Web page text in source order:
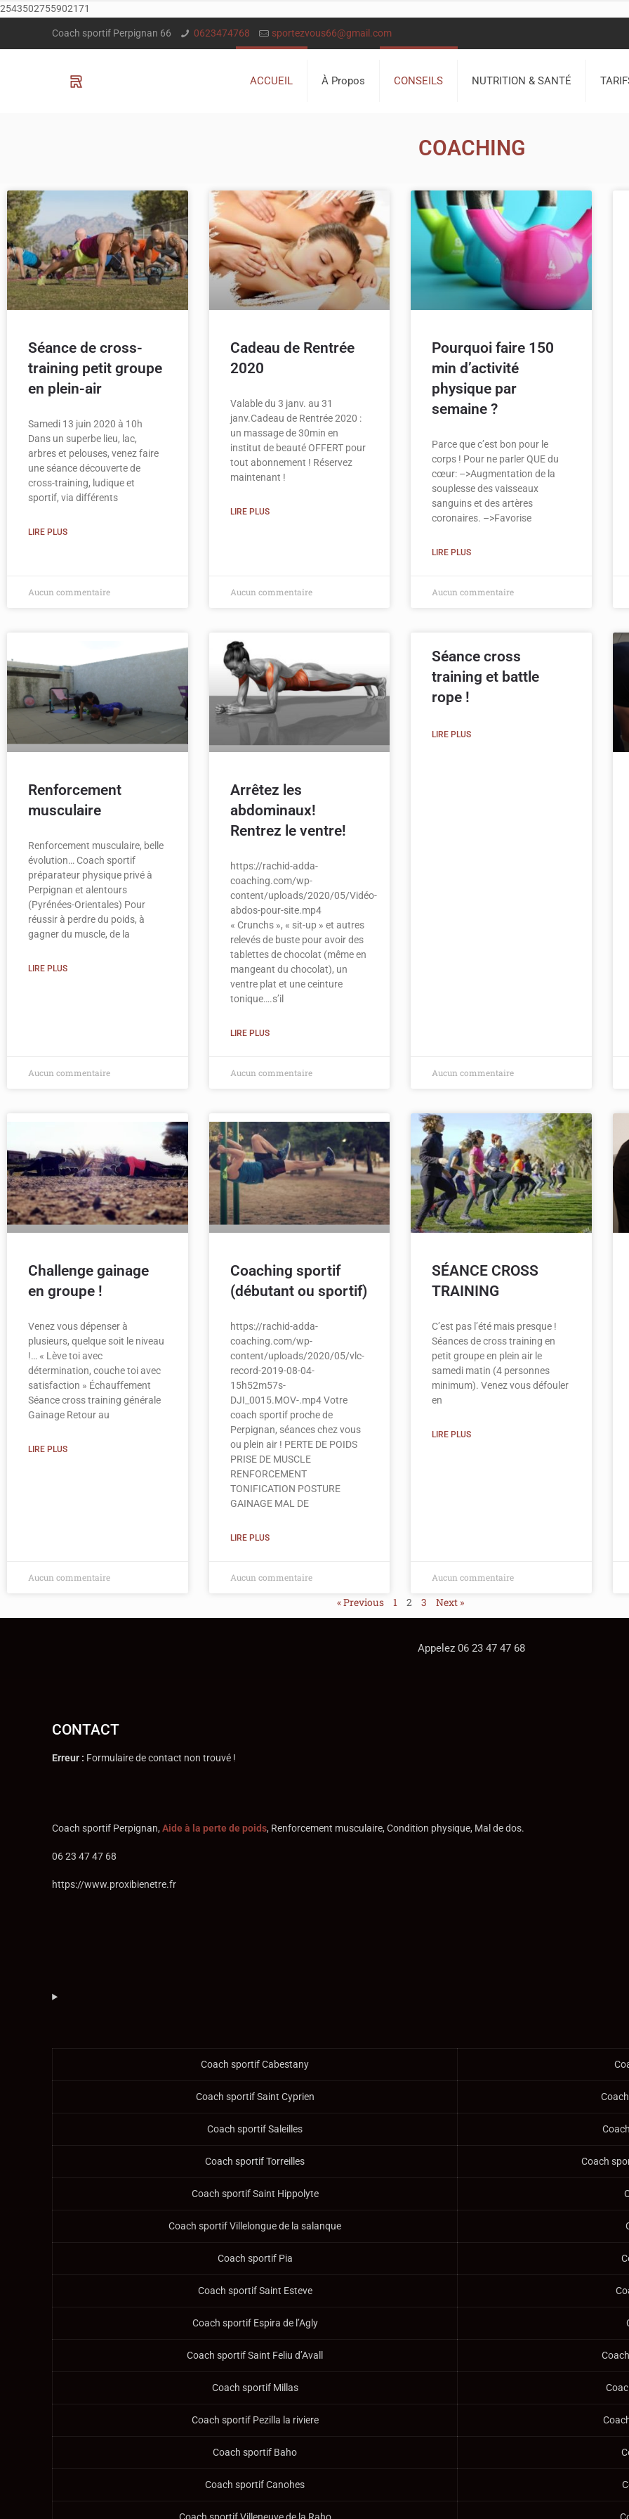
2543502755902171
Coach sportif Perpignan 66 0623474768 sportezvous66@gmail.com
ACCUEIL À Propos CONSEILS NUTRITION & SANTÉ
COACHING
Séance de cross-
training petit groupe
en plein-air
Samedi 13 juin 2020 à 10h
Dans un superbe lieu, lac,
arbres et pelouses, venez faire
une séance découverte de
cross-training, ludique et
sportif, via différents
LIRE PLUS
Aucun commentaire
Cadeau de Rentrée
2020
Valable du 3 janv. au 31
janv.Cadeau de Rentrée 2020 :
un massage de 30min en
institut de beauté OFFERT pour
tout abonnement ! Réservez
maintenant !
LIRE PLUS
Aucun commentaire
Pourquoi faire 150
min d’activité
physique par
semaine ?
Parce que c’est bon pour le
corps ! Pour ne parler QUE du
cœur: –>Augmentation de la
souplesse des vaisseaux
sanguins et des artères
coronaires. –>Favorise
LIRE PLUS
Aucun commentaire
Renforcement
musculaire
Renforcement musculaire, belle
évolution… Coach sportif
préparateur physique privé à
Perpignan et alentours
(Pyrénées-Orientales) Pour
réussir à perdre du poids, à
gagner du muscle, de la
LIRE PLUS
Aucun commentaire
Arrêtez les
abdominaux!
Rentrez le ventre!
https://rachid-adda-
coaching.com/wp-
content/uploads/2020/05/Vidéo-
abdos-pour-site.mp4
« Crunchs », « sit-up » et autres
relevés de buste pour avoir des
tablettes de chocolat (même en
mangeant du chocolat), un
ventre plat et une ceinture
tonique….s’il
LIRE PLUS
Aucun commentaire
Séance cross
training et battle
rope !
LIRE PLUS
Aucun commentaire
Challenge gainage
en groupe !
Venez vous dépenser à
plusieurs, quelque soit le niveau
!… « Lève toi avec
détermination, couche toi avec
satisfaction » Échauffement
Séance cross training générale
Gainage Retour au
LIRE PLUS
Aucun commentaire
Coaching sportif
(débutant ou sportif)
https://rachid-adda-
coaching.com/wp-
content/uploads/2020/05/vlc-
record-2019-08-04-
15h52m57s-
DJI_0015.MOV-.mp4 Votre
coach sportif proche de
Perpignan, séances chez vous
ou plein air ! PERTE DE POIDS
PRISE DE MUSCLE
RENFORCEMENT
TONIFICATION POSTURE
GAINAGE MAL DE
LIRE PLUS
Aucun commentaire
SÉANCE CROSS
TRAINING
C’est pas l’été mais presque !
Séances de cross training en
petit groupe en plein air le
samedi matin (4 personnes
minimum). Venez vous défouler
en
LIRE PLUS
Aucun commentaire
« Previous 1 2 3 Next »
Appelez 06 23 47 47 68
CONTACT
Erreur : Formulaire de contact non trouvé !
Coach sportif Perpignan,Aideà la perte de poids, Renforcement musculaire, Condition physique, Mal de dos.
06 23 47 47 68
https://www.proxibienetre.fr
Coach sportif Cabestany
Coach sportif Saint Cyprien
Coach sportif Saleilles
Coach sportif Torreilles Coach
Coach sportif Saint Hippolyte
Coach sportif Villelongue de la salanque
Coach sportif Pia
Coach sportif Saint Esteve
Coach sportif Espira de l’Agly
Coach sportif Saint Feliu d’Avall
Coach sportif Millas
Coach sportif Pezilla la riviere
Coach sportif Baho
Coach sportif Canohes